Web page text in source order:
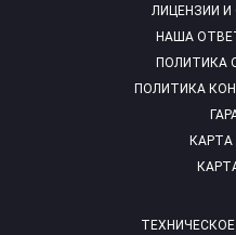
ЛИЦЕНЗИИ
НАША
ПОЛИТИКА
ПОЛИТИКА
КАРТА